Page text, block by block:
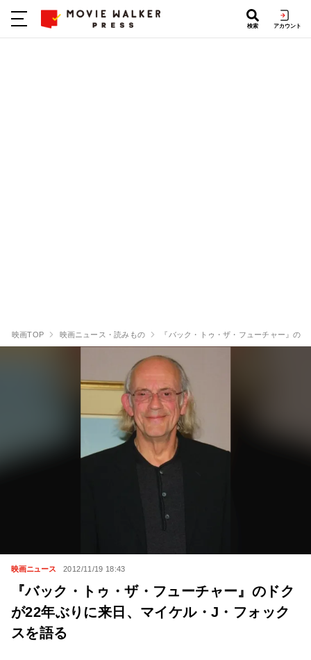
検索 アカウント
映画TOP 映画ニュース・読みもの 『バック・トゥ・ザ・フューチャー』の
映画ニュース 2012/11/19 18:43
『バック・トゥ・ザ・フューチャー』のドク
が22年ぶりに来日、マイケル・J・フォック
スを語る